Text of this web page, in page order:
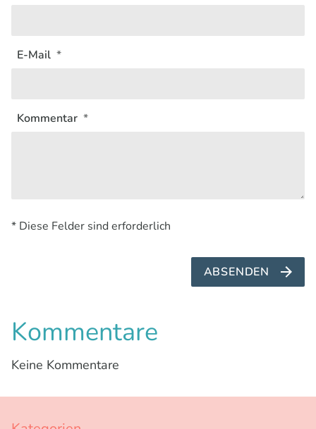
E-Mail
Kommentar
* Diese Felder sind erforderlich
ABSENDEN
Kommentare
Keine Kommentare